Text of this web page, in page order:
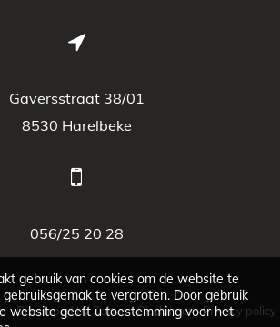
Gaversstraat 38/01
8530 Harelbeke
056/25 20 28
-Developed by Zabun-Disclaimer-Privacy policy
gebruik van cookies om de website te
te vergroten. Door gebruik
website geeft u toestemming voor het